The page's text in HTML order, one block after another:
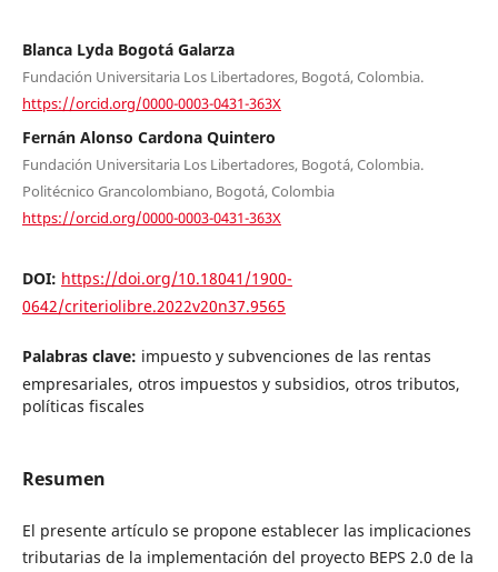
Blanca Lyda Bogotá Galarza
Fundación Universitaria Los Libertadores, Bogotá, Colombia.
https://orcid.org/0000-0003-0431-363X
Fernán Alonso Cardona Quintero
Fundación Universitaria Los Libertadores, Bogotá, Colombia.
Politécnico Grancolombiano, Bogotá, Colombia
https://orcid.org/0000-0003-0431-363X
DOI: https://doi.org/10.18041/1900-
0642/criteriolibre.2022v20n37.9565
Palabras clave: impuesto y subvenciones de las rentas
empresariales, otros impuestos y subsidios, otros tributos,
políticas fiscales
Resumen
El presente artículo se propone establecer las implicaciones
tributarias de la implementación del proyecto BEPS 2.0 de la